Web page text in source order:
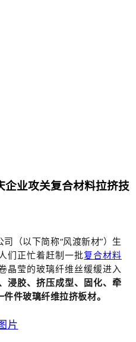
企业攻关复合材料拉挤技
（以下简称“风渡新材”）生
们正忙着赶制一批复合材料
晶莹的玻璃纤维丝缓缓进入
浸胶、挤压成型、固化、牵
件玻璃纤维拉挤板材。